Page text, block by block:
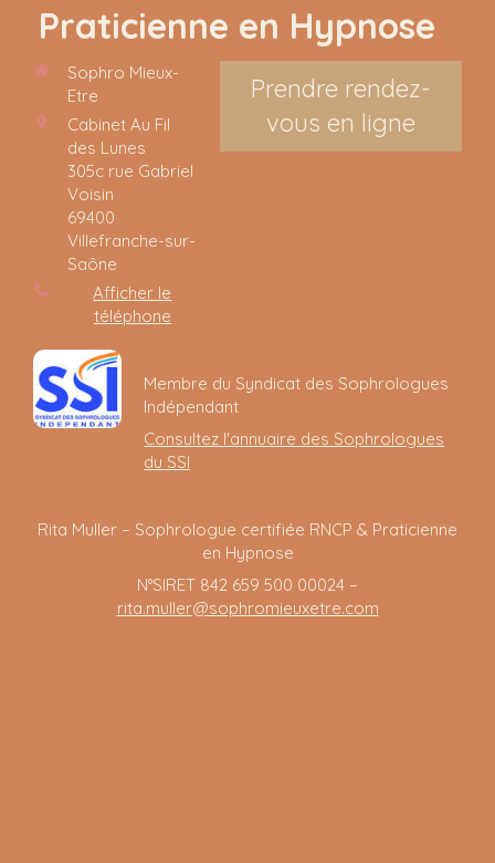
Praticienne en Hypnose
Sophro Mieux-
Etre
Cabinet Au Fil
des Lunes
305c rue Gabriel
Voisin
69400
Villefranche-sur-
Saône
Afficher le
téléphone
Prendre rendez-
vous en ligne
Membre du Syndicat des Sophrologues
Indépendant
Consultez l'annuaire des Sophrologues
du SSI
Rita Muller – Sophrologue certifiée RNCP & Praticienne
en Hypnose
N°SIRET 842 659 500 00024 –
rita.muller@sophromieuxetre.com